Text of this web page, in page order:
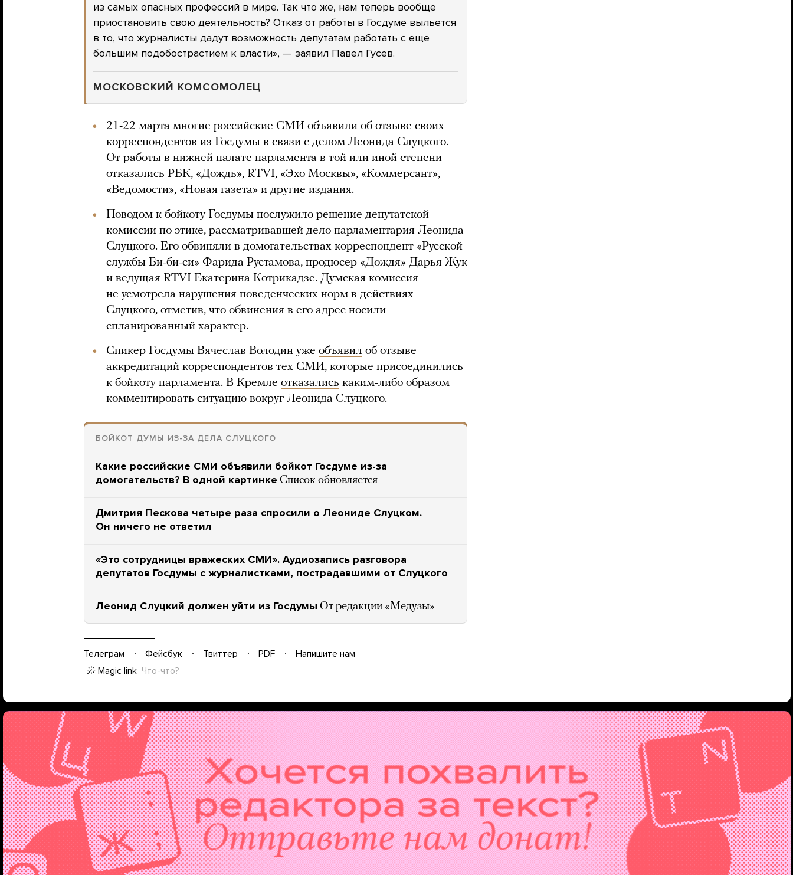
из самых опасных профессий в мире. Так что же, нам теперь вообще
приостановить свою деятельность? Отказ от работы в Госдуме выльется
в то, что журналисты дадут возможность депутатам работать с еще
большим подобострастием к власти», — заявил Павел Гусев.
МОСКОВСКИЙ КОМСОМОЛЕЦ
21-22 марта многие российские СМИ объявили об отзыве своих
корреспондентов из Госдумы в связи с делом Леонида Слуцкого.
От работы в нижней палате парламента в той или иной степени
отказались РБК, «Дождь», RTVI, «Эхо Москвы», «Коммерсант»,
«Ведомости», «Новая газета» и другие издания.
Поводом к бойкоту Госдумы послужило решение депутатской
комиссии по этике, рассматривавшей дело парламентария Леонида
Слуцкого. Его обвиняли в домогательствах корреспондент «Русской
службы Би-би-си» Фарида Рустамова, продюсер «Дождя» Дарья Жук
и ведущая RTVI Екатерина Котрикадзе. Думская комиссия
не усмотрела нарушения поведенческих норм в действиях
Слуцкого, отметив, что обвинения в его адрес носили
спланированный характер.
Спикер Госдумы Вячеслав Володин уже объявил об отзыве
аккредитаций корреспондентов тех СМИ, которые присоединились
к бойкоту парламента. В Кремле отказались каким-либо образом
комментировать ситуацию вокруг Леонида Слуцкого.
БОЙКОТ ДУМЫ ИЗ-ЗА ДЕЛА СЛУЦКОГО
Какие российские СМИ объявили бойкот Госдуме из-за
домогательств? В одной картинке Список обновляется
Дмитрия Пескова четыре раза спросили о Леониде Слуцком.
Он ничего не ответил
«Это сотрудницы вражеских СМИ». Аудиозапись разговора
депутатов Госдумы с журналистками, пострадавшими от Слуцкого
Леонид Слуцкий должен уйти из Госдумы От редакции «Медузы»
Телеграм Фейсбук Твиттер PDF
Напишите нам
Magic link Что-что?